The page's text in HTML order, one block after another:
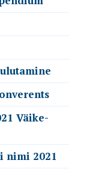
Väike-
nimi 2021